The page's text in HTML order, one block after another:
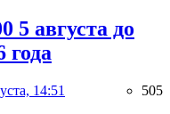
5 августа до
года
14:51 505